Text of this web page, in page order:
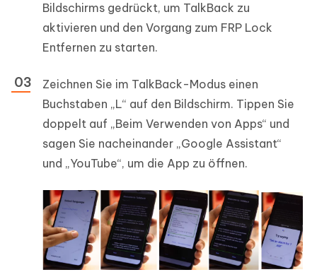
Bildschirms gedrückt, um TalkBack zu
aktivieren und den Vorgang zum FRP Lock
Entfernen zu starten.
Zeichnen Sie im TalkBack-Modus einen
Buchstaben „L“ auf den Bildschirm. Tippen Sie
doppelt auf „Beim Verwenden von Apps“ und
sagen Sie nacheinander „Google Assistant“
und „YouTube“, um die App zu öffnen.